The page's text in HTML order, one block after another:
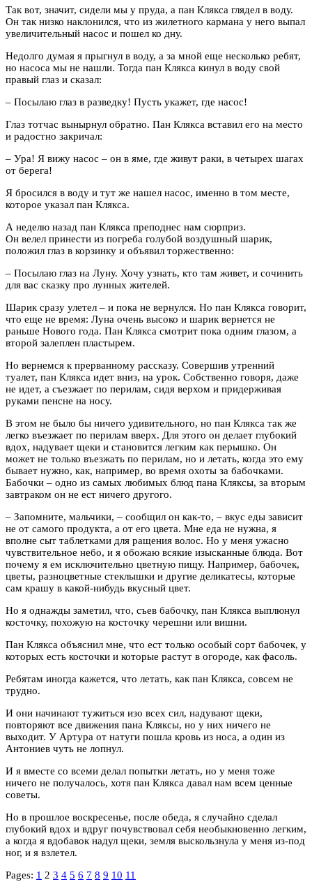
Так вот, значит, сидели мы у пруда, а пан Клякса глядел в воду.
Он так низко наклонился, что из жилетного кармана у него выпал
увеличительный насос и пошел ко дну.
Недолго думая я прыгнул в воду, а за мной еще несколько ребят,
но насоса мы не нашли. Тогда пан Клякса кинул в воду свой
правый глаз и сказал:
– Посылаю глаз в разведку! Пусть укажет, где насос!
Глаз тотчас вынырнул обратно. Пан Клякса вставил его на место
и радостно закричал:
– Ура! Я вижу насос – он в яме, где живут раки, в четырех шагах
от берега!
Я бросился в воду и тут же нашел насос, именно в том месте,
которое указал пан Клякса.
А неделю назад пан Клякса преподнес нам сюрприз.
Он велел принести из погреба голубой воздушный шарик,
положил глаз в корзинку и объявил торжественно:
– Посылаю глаз на Луну. Хочу узнать, кто там живет, и сочинить
для вас сказку про лунных жителей.
Шарик сразу улетел – и пока не вернулся. Но пан Клякса говорит,
что еще не время: Луна очень высоко и шарик вернется не
раньше Нового года. Пан Клякса смотрит пока одним глазом, а
второй залеплен пластырем.
Но вернемся к прерванному рассказу. Совершив утренний
туалет, пан Клякса идет вниз, на урок. Собственно говоря, даже
не идет, а съезжает по перилам, сидя верхом и придерживая
руками пенсне на носу.
В этом не было бы ничего удивительного, но пан Клякса так же
легко въезжает по перилам вверх. Для этого он делает глубокий
вдох, надувает щеки и становится легким как перышко. Он
может не только въезжать по перилам, но и летать, когда это ему
бывает нужно, как, например, во время охоты за бабочками.
Бабочки – одно из самых любимых блюд пана Кляксы, за вторым
завтраком он не ест ничего другого.
– Запомните, мальчики, – сообщил он как-то, – вкус еды зависит
не от самого продукта, а от его цвета. Мне еда не нужна, я
вполне сыт таблетками для ращения волос. Но у меня ужасно
чувствительное небо, и я обожаю всякие изысканные блюда. Вот
почему я ем исключительно цветную пищу. Например, бабочек,
цветы, разноцветные стеклышки и другие деликатесы, которые
сам крашу в какой-нибудь вкусный цвет.
Но я однажды заметил, что, съев бабочку, пан Клякса выплюнул
косточку, похожую на косточку черешни или вишни.
Пан Клякса объяснил мне, что ест только особый сорт бабочек, у
которых есть косточки и которые растут в огороде, как фасоль.
Ребятам иногда кажется, что летать, как пан Клякса, совсем не
трудно.
И они начинают тужиться изо всех сил, надувают щеки,
повторяют все движения пана Кляксы, но у них ничего не
выходит. У Артура от натуги пошла кровь из носа, а один из
Антониев чуть не лопнул.
И я вместе со всеми делал попытки летать, но у меня тоже
ничего не получалось, хотя пан Клякса давал нам всем ценные
советы.
Но в прошлое воскресенье, после обеда, я случайно сделал
глубокий вдох и вдруг почувствовал себя необыкновенно легким,
а когда я вдобавок надул щеки, земля выскользнула у меня из-под
ног, и я взлетел.
Pages: 1 2 3 4 5 6 7 8 9 10 11